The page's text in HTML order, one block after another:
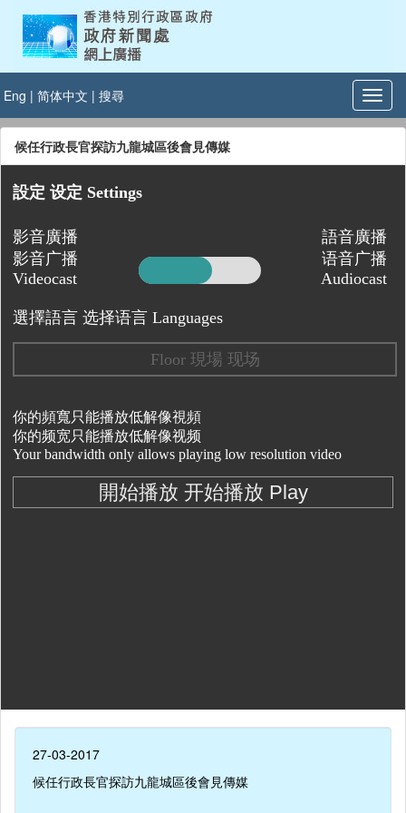
Eng | 简体中文 | 搜尋
候任行政長官探訪九龍城區後會見傳媒
27-03-2017
候任行政長官探訪九龍城區後會見傳媒